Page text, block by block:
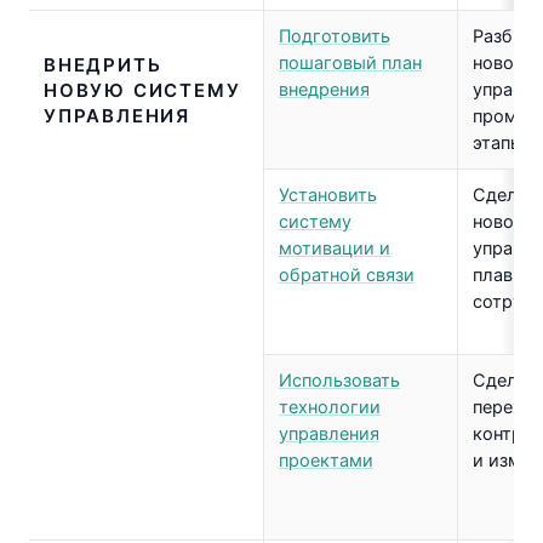
ВНЕДРИТЬ
НОВУЮ СИСТЕМУ
УПРАВЛЕНИЯ
Подготовить
пошаговый план
внедрения
новой
этапы
Установить
систему
мотивации и
обратной связи
новой
Использовать
технологии
управления
проектами
и